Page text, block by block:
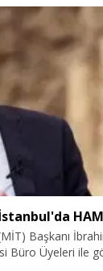
Başkanı
Büro Üyeleri ile